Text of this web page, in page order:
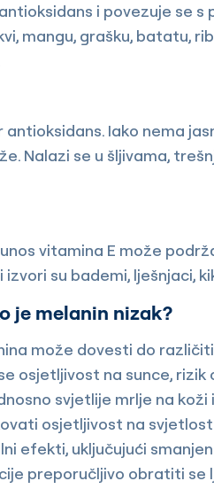
i povezuje se
mangu, grašku, batatu,
Iako nema
Nalazi se u šljivama,
vitamina E može
su bademi, lješnjaci,
je melanin nizak?
može dovesti do
osjetljivost na sunce,
svjetlije mrlje na
osjetljivost na
efekti, uključujući
preporučljivo obratiti se